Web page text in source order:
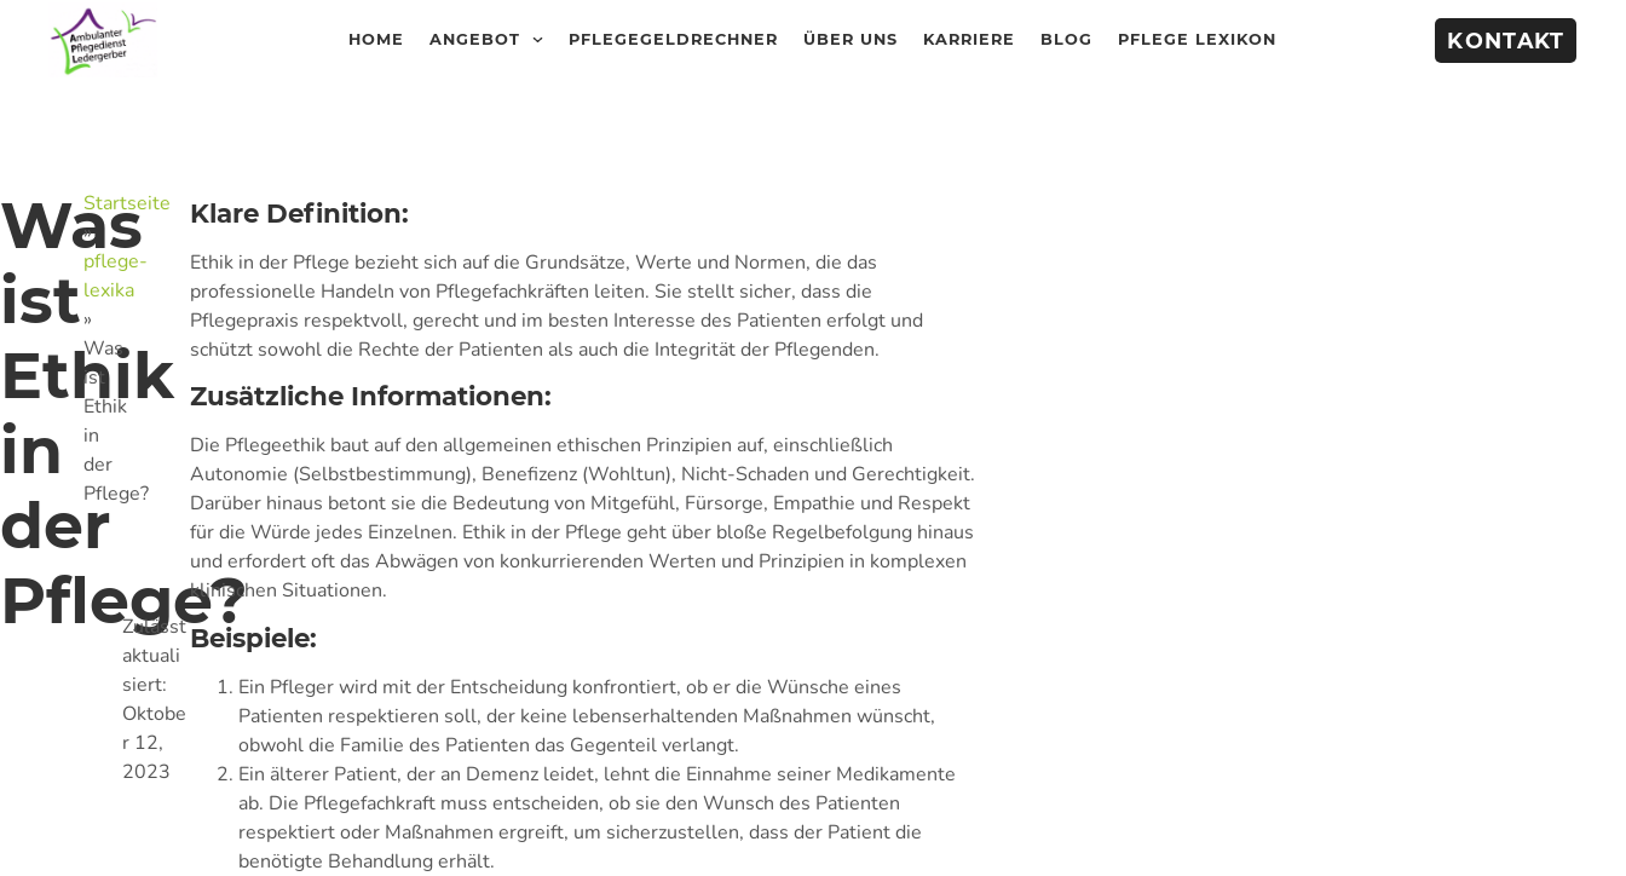
HOME ANGEBOT PFLEGEGELDRECHNER ÜBER UNS KARRIERE BLOG PFLEGE LEXIKON KONTAKT
Was
ist
Ethik
in
der
Pflege?
Startseite
»
pflege-
lexika
»
Was
ist
Ethik
in
der
Pflege?
Zulässt
aktuali
siert:
Oktobe
r 12,
2023
Klare Definition:
Ethik in der Pflege bezieht sich auf die Grundsätze, Werte und Normen, die das
professionelle Handeln von Pflegefachkräften leiten. Sie stellt sicher, dass die
Pflegepraxis respektvoll, gerecht und im besten Interesse des Patienten erfolgt und
schützt sowohl die Rechte der Patienten als auch die Integrität der Pflegenden.
Zusätzliche Informationen:
Die Pflegeethik baut auf den allgemeinen ethischen Prinzipien auf, einschließlich
Autonomie (Selbstbestimmung), Benefizenz (Wohltun), Nicht-Schaden und Gerechtigkeit.
Darüber hinaus betont sie die Bedeutung von Mitgefühl, Fürsorge, Empathie und Respekt
für die Würde jedes Einzelnen. Ethik in der Pflege geht über bloße Regelbefolgung hinaus
und erfordert oft das Abwägen von konkurrierenden Werten und Prinzipien in komplexen
klinischen Situationen.
Beispiele:
Ein Pfleger wird mit der Entscheidung konfrontiert, ob er die Wünsche eines
Patienten respektieren soll, der keine lebenserhaltenden Maßnahmen wünscht,
obwohl die Familie des Patienten das Gegenteil verlangt.
Ein älterer Patient, der an Demenz leidet, lehnt die Einnahme seiner Medikamente
ab. Die Pflegefachkraft muss entscheiden, ob sie den Wunsch des Patienten
respektiert oder Maßnahmen ergreift, um sicherzustellen, dass der Patient die
benötigte Behandlung erhält.